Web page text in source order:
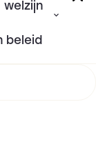
welzijn
beleid